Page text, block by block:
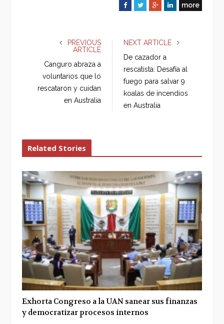
F
e
o
k
T
r
G
g
+
L
I
n
more
PREVIOUS
ARTICLE
Canguro abraza a
voluntarios que lo
rescataron y cuidan
en Australia
NEXT ARTICLE
De cazador a
rescatista: Desafía al
fuego para salvar 9
koalas de incendios
en Australia
Related Stories
Exhorta Congreso a la UAN sanear sus finanzas
y democratizar procesos internos